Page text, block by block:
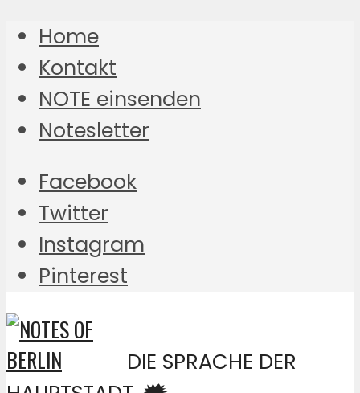
Home
Kontakt
NOTE einsenden
Notesletter
Facebook
Twitter
Instagram
Pinterest
DIE SPRACHE DER